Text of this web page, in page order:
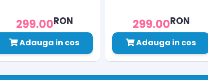
299.00RON
Adauga in cos
299.00RON
Adauga in cos